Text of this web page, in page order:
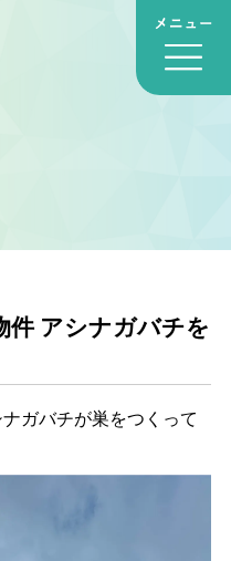
件 アシナガバチを
ガバチが巣をつくって